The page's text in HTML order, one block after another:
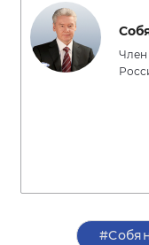
Член